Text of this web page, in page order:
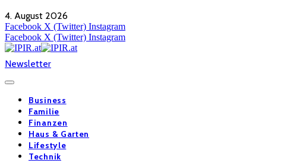
4. August 2026
Facebook X (Twitter) Instagram
Facebook X (Twitter) Instagram
Newsletter
Business
Familie
Finanzen
Haus & Garten
Lifestyle
Technik